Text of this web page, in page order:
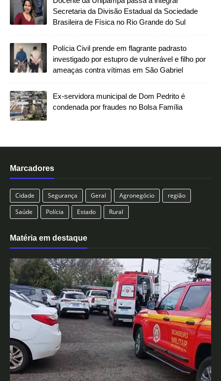
Secretaria da Divisão Estadual da Sociedade
Brasileira de Física no Rio Grande do Sul
Polícia Civil prende em flagrante padrasto
investigado por estupro de vulnerável e filho por
ameaças contra vítimas em São Gabriel
Ex-servidora municipal de Dom Pedrito é
condenada por fraudes no Bolsa Família
Marcadores
Cidade Segurança Geral Agronegócio
região
Saúde
Polícia Estado Rural
Matéria em destaque